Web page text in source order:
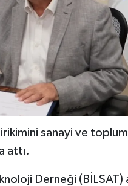
sanayi ve toplum
attı.
Derneği (BİLSAT)